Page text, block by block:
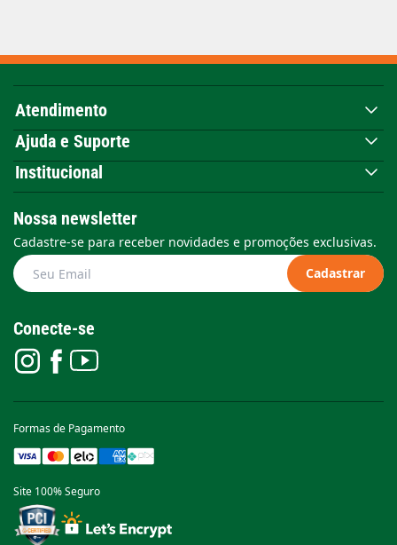
Atendimento
Ajuda e Suporte
Institucional
Nossa newsletter
Cadastre-se para receber novidades e promoções exclusivas.
Cadastrar
Conecte-se
Formas de Pagamento
Site 100% Seguro